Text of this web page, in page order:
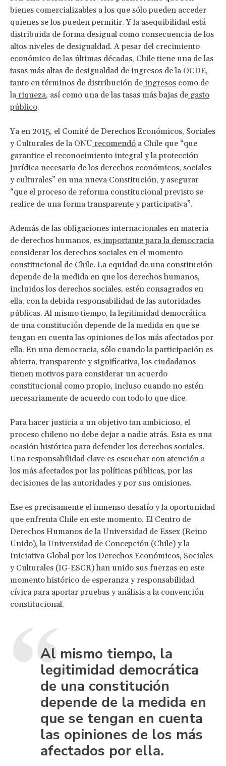
bienes comercializables a los que sólo pueden acceder
quienes se los pueden permitir. Y la asequibilidad está
distribuida de forma desigual como consecuencia de los
altos niveles de desigualdad. A pesar del crecimiento
económico de las últimas décadas, Chile tiene una de las
tasas más altas de desigualdad de ingresos de la OCDE,
tanto en términos de distribución de ingresos como de
la riqueza, así como una de las tasas más bajas de gasto
público.
Ya en 2015, el Comité de Derechos Económicos, Sociales
y Culturales de la ONU recomendó a Chile que “que
garantice el reconocimiento integral y la protección
jurídica necesaria de los derechos económicos, sociales
y culturales” en una nueva Constitución, y asegurar
“que el proceso de reforma constitucional previsto se
realice de una forma transparente y participativa”.
Además de las obligaciones internacionales en materia
de derechos humanos, es importante para la democracia
considerar los derechos sociales en el momento
constitucional de Chile. La equidad de una constitución
depende de la medida en que los derechos humanos,
incluidos los derechos sociales, estén consagrados en
ella, con la debida responsabilidad de las autoridades
públicas. Al mismo tiempo, la legitimidad democrática
de una constitución depende de la medida en que se
tengan en cuenta las opiniones de los más afectados por
ella. En una democracia, sólo cuando la participación es
abierta, transparente y significativa, los ciudadanos
tienen motivos para considerar un acuerdo
constitucional como propio, incluso cuando no estén
necesariamente de acuerdo con todo lo que dice.
Para hacer justicia a un objetivo tan ambicioso, el
proceso chileno no debe dejar a nadie atrás. Esta es una
ocasión histórica para defender los derechos sociales.
Una responsabilidad clave es escuchar con atención a
los más afectados por las políticas públicas, por las
decisiones de las autoridades y por sus omisiones.
Ese es precisamente el inmenso desafío y la oportunidad
que enfrenta Chile en este momento. El Centro de
Derechos Humanos de la Universidad de Essex (Reino
Unido), la Universidad de Concepción (Chile) y la
Iniciativa Global por los Derechos Económicos, Sociales
y Culturales (IG-ESCR) han unido sus fuerzas en este
momento histórico de esperanza y responsabilidad
cívica para aportar pruebas y análisis a la convención
constitucional.
Al mismo tiempo, la
legitimidad democrática
de una constitución
depende de la medida en
que se tengan en cuenta
las opiniones de los más
afectados por ella.